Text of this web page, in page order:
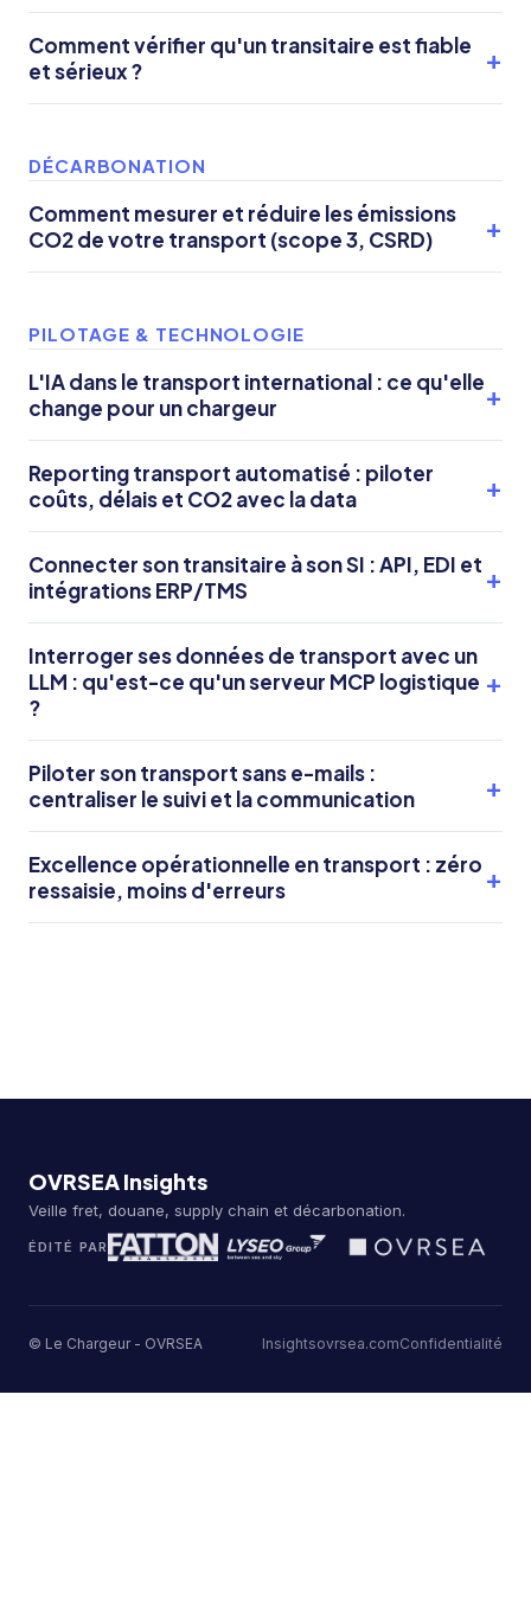
Comment vérifier qu'un transitaire est fiable
et sérieux ?
DÉCARBONATION
Comment mesurer et réduire les émissions
CO2 de votre transport (scope 3, CSRD)
PILOTAGE & TECHNOLOGIE
L'IA dans le transport international : ce qu'elle
change pour un chargeur
Reporting transport automatisé : piloter
coûts, délais et CO2 avec la data
Connecter son transitaire à son SI : API, EDI et
intégrations ERP/TMS
Interroger ses données de transport avec un
LLM : qu'est-ce qu'un serveur MCP logistique
?
Piloter son transport sans e-mails :
centraliser le suivi et la communication
Excellence opérationnelle en transport : zéro
ressaisie, moins d'erreurs
OVRSEA Insights
Veille fret, douane, supply chain et décarbonation.
ÉDITÉ PAR
© Le Chargeur - OVRSEA Insightsovrsea.comConfidentialité